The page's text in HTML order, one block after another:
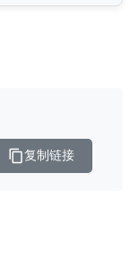
复制链接